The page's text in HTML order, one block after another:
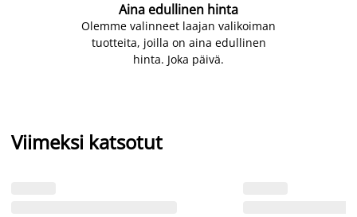
Aina edullinen hinta
Olemme valinneet laajan valikoiman
tuotteita, joilla on aina edullinen
hinta. Joka päivä.
Viimeksi katsotut